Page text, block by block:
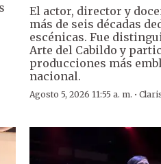
El actor, director y
más de seis décadas
escénicas. Fue
Arte del Cabildo y
producciones más
nacional.
Agosto 5, 2026 11:55 a. m. ·